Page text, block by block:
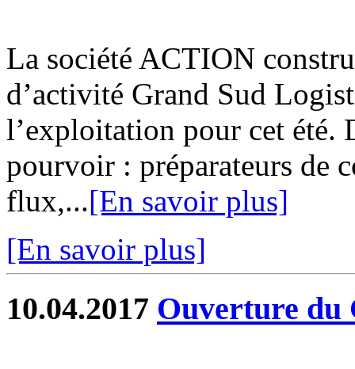
La société ACTION
d’activité Grand Sud
l’exploitation pour cet été.
pourvoir : préparateurs de
flux,...[En savoir plus]
[En savoir plus]
10.04.2017 Ouverture